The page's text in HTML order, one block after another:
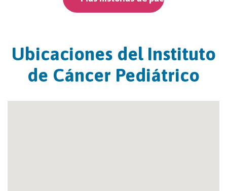
Ubicaciones del Instituto
de Cáncer Pediátrico